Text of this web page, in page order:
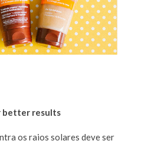
better results
os raios solares deve ser